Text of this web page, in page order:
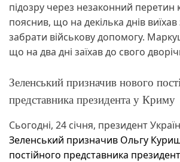
підозру через незаконний перетин
пояснив, що на декілька днів
забрати військову допомогу.
що на два дні заїхав до свого
Зеленський призначив нового
представника президента у Криму
Сьогодні, 24 січня, президент
Зеленський призначив Ольгу
постійного представника